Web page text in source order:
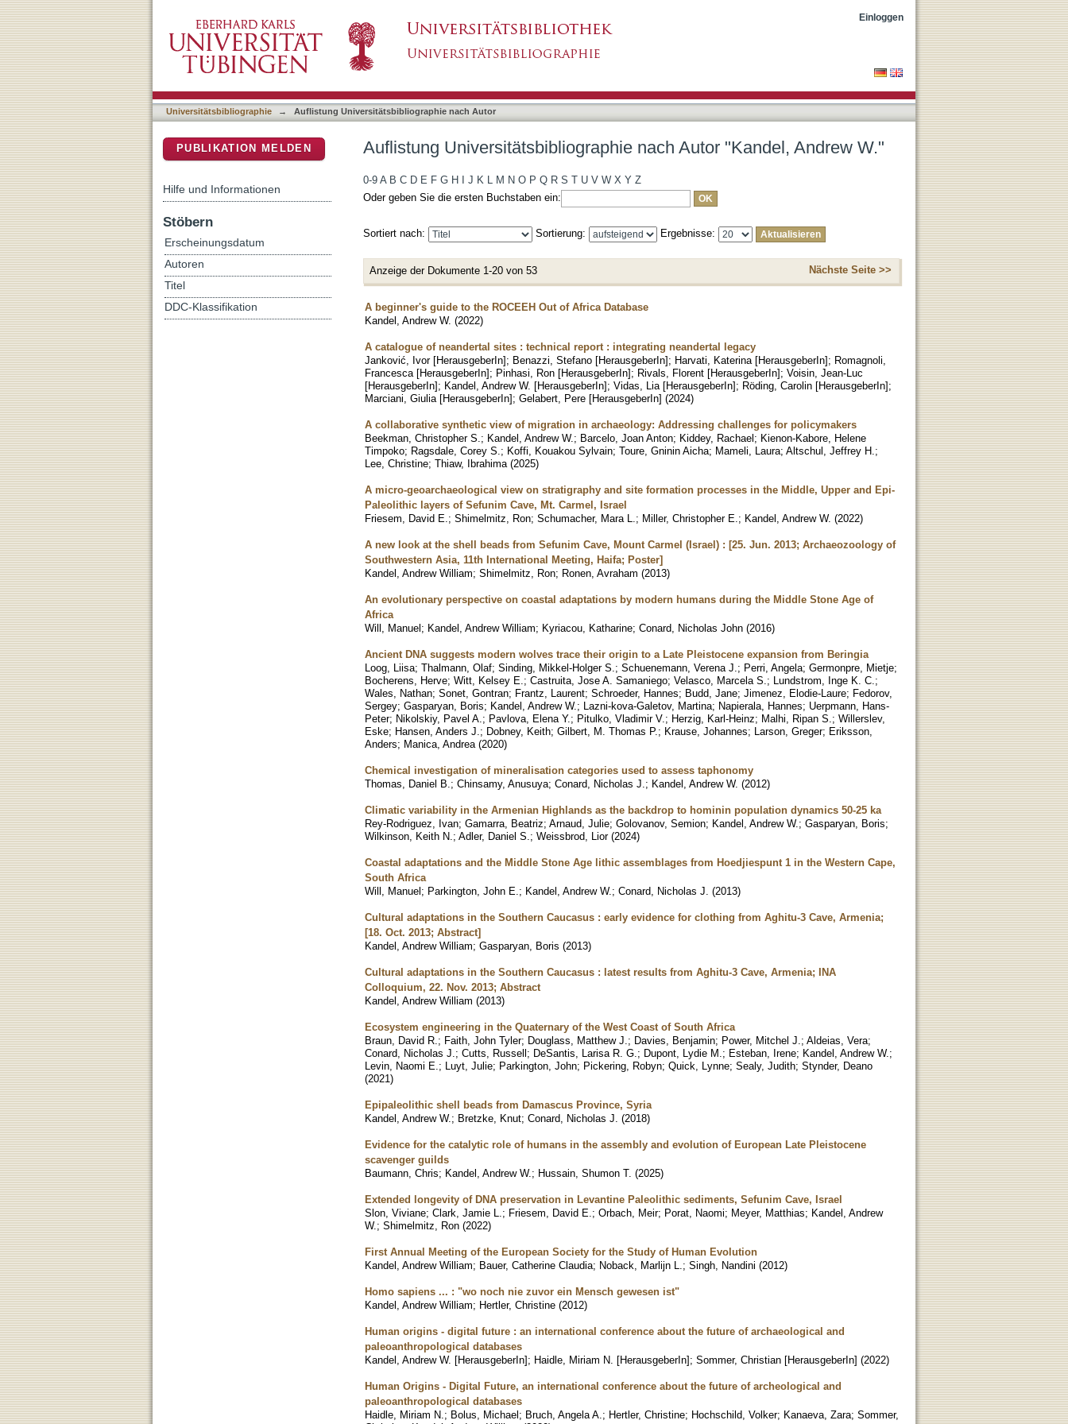
Einloggen
Universitätsbibliographie → Auflistung Universitätsbibliographie nach Autor
Auflistung Universitätsbibliographie nach Autor "Kandel, Andrew W."
0-9 A B C D E F G H J K L M N O P Q R S T U V W X Y Z
Oder geben Sie die ersten Buchstaben ein:
Sortiert nach: Sortierung: Ergebnisse:
Anzeige der Dokumente 1-20 von 53 Nächste Seite >>
A beginner's guide to the ROCEEH Out of Africa Database
Kandel, Andrew W. (2022)
A catalogue of neandertal sites : technical report : integrating neandertal legacy
Janković, Ivor [HerausgeberIn]; Benazzi, Stefano [HerausgeberIn]; Harvati, Katerina [HerausgeberIn]; Romagnoli,
Francesca [HerausgeberIn]; Pinhasi, Ron [HerausgeberIn]; Rivals, Florent [HerausgeberIn]; Voisin, Jean-Luc
[HerausgeberIn]; Kandel, Andrew W. [HerausgeberIn]; Vidas, Lia [HerausgeberIn]; Röding, Carolin [HerausgeberIn];
Marciani, Giulia [HerausgeberIn]; Gelabert, Pere [HerausgeberIn] (2024)
A collaborative synthetic view of migration in archaeology: Addressing challenges for policymakers
Beekman, Christopher S. ; Kandel, Andrew W. ; Barcelo, Joan Anton; Kiddey, Rachael; Kienon-Kabore, Helene
Timpoko; Ragsdale, Corey S. ; Koffi, Kouakou Sylvain; Toure, Gninin Aicha; Mameli, Laura; Altschul, Jeffrey H. ;
Lee, Christine; Thiaw, Ibrahima (2025)
A micro-geoarchaeological view on stratigraphy and site formation processes in the Middle, Upper and Epi-
Paleolithic layers of Sefunim Cave, Mt. Carmel, Israel
Friesem, David E. ; Shimelmitz, Ron; Schumacher, Mara L. ; Miller, Christopher E. ; Kandel, Andrew W. (2022)
A new look at the shell beads from Sefunim Cave, Mount Carmel (Israel) : [25. Jun. 2013; Archaeozoology of
Southwestern Asia, 11th International Meeting, Haifa; Poster]
Kandel, Andrew William; Shimelmitz, Ron; Ronen, Avraham (2013)
An evolutionary perspective on coastal adaptations by modern humans during the Middle Stone Age of
Africa
Will, Manuel; Kandel, Andrew William; Kyriacou, Katharine; Conard, Nicholas John (2016)
Ancient DNA suggests modern wolves trace their origin to a Late Pleistocene expansion from Beringia
Loog, Liisa; Thalmann, Olaf; Sinding, Mikkel-Holger S. ; Schuenemann, Verena J. ; Perri, Angela; Germonpre, Mietje;
Bocherens, Herve; Witt, Kelsey E. ; Castruita, Jose A. Samaniego; Velasco, Marcela S. ; Lundstrom, Inge K. C. ;
Wales, Nathan; Sonet, Gontran; Frantz, Laurent; Schroeder, Hannes; Budd, Jane; Jimenez, Elodie-Laure; Fedorov,
Sergey; Gasparyan, Boris; Kandel, Andrew W. ; Lazni-kova-Galetov, Martina; Napierala, Hannes; Uerpmann, Hans-
Peter; Nikolskiy, Pavel A. ; Pavlova, Elena Y. ; Pitulko, Vladimir V. ; Herzig, Karl-Heinz; Malhi, Ripan S. ; Willerslev,
Eske; Hansen, Anders J. ; Dobney, Keith; Gilbert, M. Thomas P. ; Krause, Johannes; Larson, Greger; Eriksson,
Anders; Manica, Andrea (2020)
Chemical investigation of mineralisation categories used to assess taphonomy
Thomas, Daniel B. ; Chinsamy, Anusuya; Conard, Nicholas J. ; Kandel, Andrew W. (2012)
Climatic variability in the Armenian Highlands as the backdrop to hominin population dynamics 50-25 ka
Rey-Rodriguez, Ivan; Gamarra, Beatriz; Arnaud, Julie; Golovanov, Semion; Kandel, Andrew W. ; Gasparyan, Boris;
Wilkinson, Keith N. ; Adler, Daniel S. ; Weissbrod, Lior (2024)
Coastal adaptations and the Middle Stone Age lithic assemblages from Hoedjiespunt 1 in the Western Cape,
South Africa
Will, Manuel; Parkington, John E. ; Kandel, Andrew W. ; Conard, Nicholas J. (2013)
Cultural adaptations in the Southern Caucasus : early evidence for clothing from Aghitu-3 Cave, Armenia;
[18. Oct. 2013; Abstract]
Kandel, Andrew William; Gasparyan, Boris (2013)
Cultural adaptations in the Southern Caucasus : latest results from Aghitu-3 Cave, Armenia; INA
Colloquium, 22. Nov. 2013; Abstract
Kandel, Andrew William (2013)
Ecosystem engineering in the Quaternary of the West Coast of South Africa
Braun, David R. ; Faith, John Tyler; Douglass, Matthew J. ; Davies, Benjamin; Power, Mitchel J. ; Aldeias, Vera;
Conard, Nicholas J. ; Cutts, Russell; DeSantis, Larisa R. G. ; Dupont, Lydie M. ; Esteban, Irene; Kandel, Andrew W. ;
Levin, Naomi E. ; Luyt, Julie; Parkington, John; Pickering, Robyn; Quick, Lynne; Sealy, Judith; Stynder, Deano
(2021)
Epipaleolithic shell beads from Damascus Province, Syria
Kandel, Andrew W. ; Bretzke, Knut; Conard, Nicholas J. (2018)
Evidence for the catalytic role of humans in the assembly and evolution of European Late Pleistocene
scavenger guilds
Baumann, Chris; Kandel, Andrew W. ; Hussain, Shumon T. (2025)
Extended longevity of DNA preservation in Levantine Paleolithic sediments, Sefunim Cave, Israel
Slon, Viviane; Clark, Jamie L. ; Friesem, David E. ; Orbach, Meir; Porat, Naomi; Meyer, Matthias; Kandel, Andrew
W. ; Shimelmitz, Ron (2022)
First Annual Meeting of the European Society for the Study of Human Evolution
Kandel, Andrew William; Bauer, Catherine Claudia; Noback, Marlijn L. ; Singh, Nandini (2012)
Homo sapiens ... : "wo noch nie zuvor ein Mensch gewesen ist"
Kandel, Andrew William; Hertler, Christine (2012)
Human origins - digital future : an international conference about the future of archaeological and
paleoanthropological databases
Kandel, Andrew W. [HerausgeberIn]; Haidle, Miriam N. [HerausgeberIn]; Sommer, Christian [HerausgeberIn] (2022)
Human Origins - Digital Future, an international conference about the future of archeological and
paleoanthropological databases
Haidle, Miriam N. ; Bolus, Michael; Bruch, Angela A. ; Hertler, Christine; Hochschild, Volker; Kanaeva, Zara; Sommer,
PUBLIKATION MELDEN
Hilfe und Informationen
Stöbern
Erscheinungsdatum
Autoren
Titel
DDC-Klassifikation